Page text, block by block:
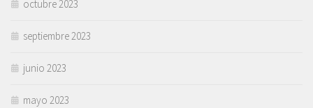
octubre 2023
septiembre 2023
junio 2023
mayo 2023